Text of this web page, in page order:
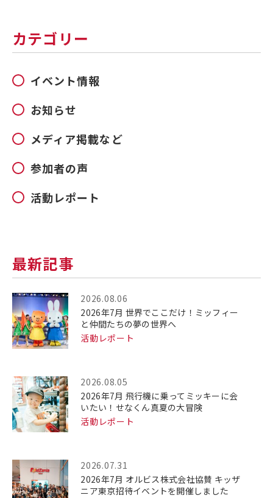
カテゴリー
イベント情報
お知らせ
メディア掲載など
参加者の声
活動レポート
最新記事
2026.08.06
2026年7月 世界でここだけ！ミッフィー
と仲間たちの夢の世界へ
活動レポート
2026.08.05
2026年7月 飛行機に乗ってミッキーに会
いたい！せなくん真夏の大冒険
活動レポート
2026.07.31
2026年7月 オルビス株式会社協賛 キッザ
ニア東京招待イベントを開催しました